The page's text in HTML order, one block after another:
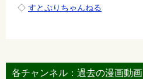
◇ すとぷりちゃんねる
各チャンネル：過去の漫画動画